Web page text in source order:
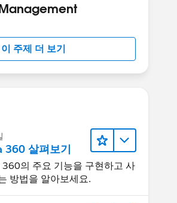
이 주제 더 보기
360 살펴보기
의 주요 기능을 구현하고 사
방법을 알아보세요.